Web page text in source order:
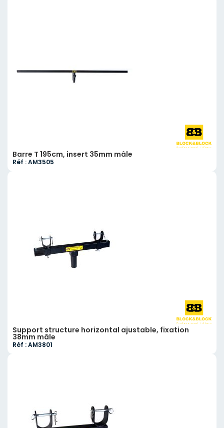
Barre T 195cm, insert 35mm mâle
Réf : AM3505
Support structure horizontal ajustable, fixation
38mm mâle
Réf : AM3801